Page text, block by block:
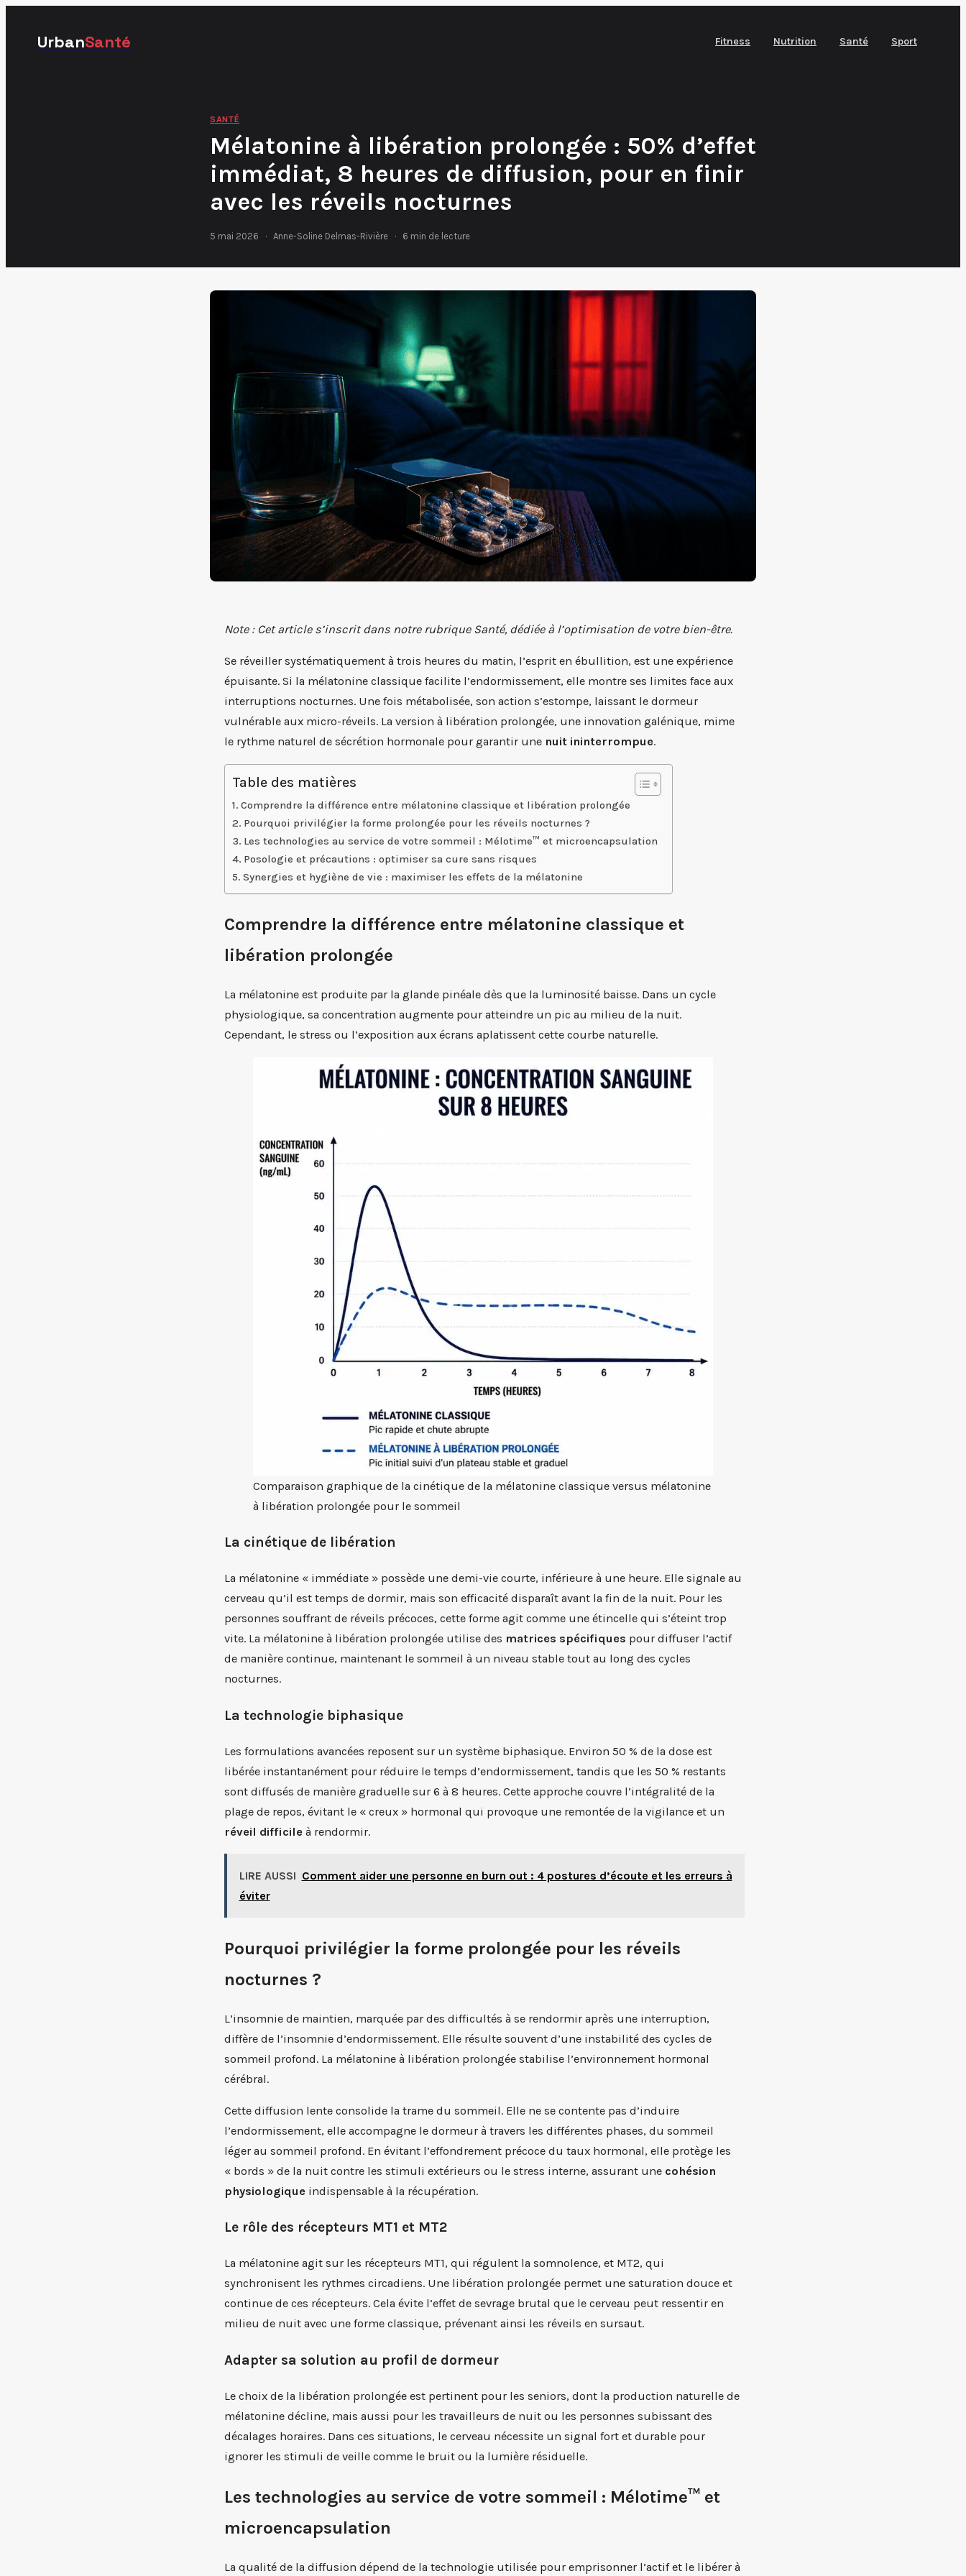
UrbanSanté Fitness Nutrition Santé Sport
SANTÉ
Mélatonine à libération prolongée : 50% d’effet
immédiat, 8 heures de diffusion, pour en finir
avec les réveils nocturnes
5 mai 2026 · Anne-Soline Delmas-Rivière · 6 min de lecture
Note : Cet article s’inscrit dans notre rubrique Santé, dédiée à l’optimisation de votre bien-être.
Se réveiller systématiquement à trois heures du matin, l’esprit en ébullition, est une expérience
épuisante. Si la mélatonine classique facilite l’endormissement, elle montre ses limites face aux
interruptions nocturnes. Une fois métabolisée, son action s’estompe, laissant le dormeur
vulnérable aux micro-réveils. La version à libération prolongée, une innovation galénique, mime
le rythme naturel de sécrétion hormonale pour garantir une nuit ininterrompue.
Table des matières
Comprendre la différence entre mélatonine classique et libération prolongée
Pourquoi privilégier la forme prolongée pour les réveils nocturnes ?
Les technologies au service de votre sommeil : Mélotime™ et microencapsulation
Posologie et précautions : optimiser sa cure sans risques
Synergies et hygiène de vie : maximiser les effets de la mélatonine
Comprendre la différence entre mélatonine classique et
libération prolongée
La mélatonine est produite par la glande pinéale dès que la luminosité baisse. Dans un cycle
physiologique, sa concentration augmente pour atteindre un pic au milieu de la nuit.
Cependant, le stress ou l’exposition aux écrans aplatissent cette courbe naturelle.
Comparaison graphique de la cinétique de la mélatonine classique versus mélatonine
à libération prolongée pour le sommeil
La cinétique de libération
La mélatonine « immédiate » possède une demi-vie courte, inférieure à une heure. Elle signale au
cerveau qu’il est temps de dormir, mais son efficacité disparaît avant la fin de la nuit. Pour les
personnes souffrant de réveils précoces, cette forme agit comme une étincelle qui s’éteint trop
vite. La mélatonine à libération prolongée utilise des matrices spécifiques pour diffuser l’actif
de manière continue, maintenant le sommeil à un niveau stable tout au long des cycles
nocturnes.
La technologie biphasique
Les formulations avancées reposent sur un système biphasique. Environ 50 % de la dose est
libérée instantanément pour réduire le temps d’endormissement, tandis que les 50 % restants
sont diffusés de manière graduelle sur 6 à 8 heures. Cette approche couvre l’intégralité de la
plage de repos, évitant le « creux » hormonal qui provoque une remontée de la vigilance et un
réveil difficile à rendormir.
LIRE AUSSI Comment aider une personne en burn out : 4 postures d’écoute et les erreurs à
éviter
Pourquoi privilégier la forme prolongée pour les réveils
nocturnes ?
L’insomnie de maintien, marquée par des difficultés à se rendormir après une interruption,
diffère de l’insomnie d’endormissement. Elle résulte souvent d’une instabilité des cycles de
sommeil profond. La mélatonine à libération prolongée stabilise l’environnement hormonal
cérébral.
Cette diffusion lente consolide la trame du sommeil. Elle ne se contente pas d’induire
l’endormissement, elle accompagne le dormeur à travers les différentes phases, du sommeil
léger au sommeil profond. En évitant l’effondrement précoce du taux hormonal, elle protège les
« bords » de la nuit contre les stimuli extérieurs ou le stress interne, assurant une cohésion
physiologique indispensable à la récupération.
Le rôle des récepteurs MT1 et MT2
La mélatonine agit sur les récepteurs MT1, qui régulent la somnolence, et MT2, qui
synchronisent les rythmes circadiens. Une libération prolongée permet une saturation douce et
continue de ces récepteurs. Cela évite l’effet de sevrage brutal que le cerveau peut ressentir en
milieu de nuit avec une forme classique, prévenant ainsi les réveils en sursaut.
Adapter sa solution au profil de dormeur
Le choix de la libération prolongée est pertinent pour les seniors, dont la production naturelle de
mélatonine décline, mais aussi pour les travailleurs de nuit ou les personnes subissant des
décalages horaires. Dans ces situations, le cerveau nécessite un signal fort et durable pour
ignorer les stimuli de veille comme le bruit ou la lumière résiduelle.
Les technologies au service de votre sommeil : Mélotime™ et
microencapsulation
La qualité de la diffusion dépend de la technologie utilisée pour emprisonner l’actif et le libérer à